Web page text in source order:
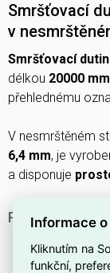
Smršťovací
v
Smršťovací
délkou 20000 mm
přehlednému
V nesmrštěném
6,4 mm, je
a disponuje
PROČ SI
Navržena
integraci do
Informace
Kliknutím na
funkční,